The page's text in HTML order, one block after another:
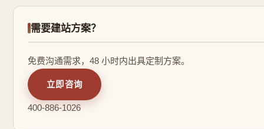
需要建站方案？
免费沟通需求，48 小时内出具定制方案。
立即咨询
400-886-1026